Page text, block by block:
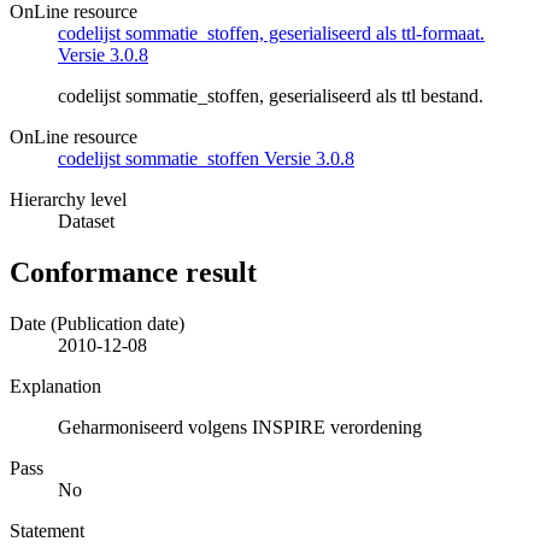
OnLine resource
codelijst sommatie_stoffen, geserialiseerd als ttl-formaat.
Versie 3.0.8
codelijst sommatie_stoffen, geserialiseerd als ttl bestand.
OnLine resource
codelijst sommatie_stoffen Versie 3.0.8
Hierarchy level
Dataset
Conformance result
Date (Publication date)
2010-12-08
Explanation
Geharmoniseerd volgens INSPIRE verordening
Pass
No
Statement